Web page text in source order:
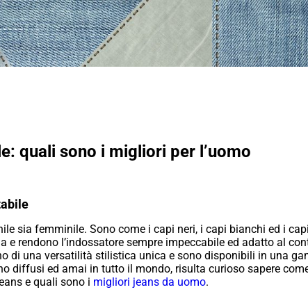
quali sono i migliori per l’uomo
sia femminile. Sono come i capi neri, i capi bianchi ed i
rendono l’indossatore sempre impeccabile ed adatto al
di una versatilità stilistica unica e sono disponibili in una
diffusi ed amai in tutto il mondo, risulta curioso sapere
e quali sono i migliori jeans da uomo.